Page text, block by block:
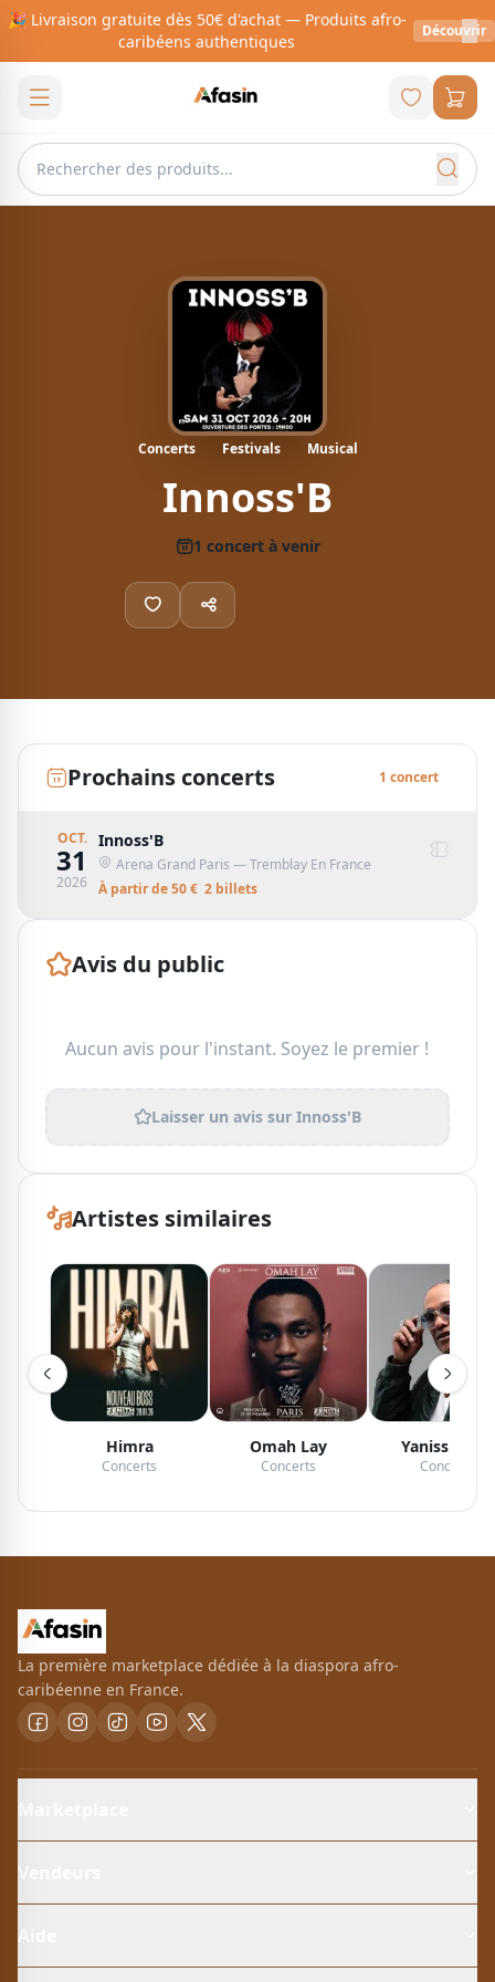
🎉 Livraison gratuite dès 50€ d'achat — Produits afro-
caribéens authentiques
Découvrir
Concerts Festivals Musical
Innoss'B
1 concertà venir
Prochains concerts 1 concert
OCT.
31
2026
Innoss'B
Arena Grand Paris — Tremblay En France
À partir de50€ 2 billets
Avis du public
Aucun avis pour l'instant. Soyez le premier !
Laisser un avis sur Innoss'B
Artistes similaires
Himra
Concerts
Omah Lay
Concerts
Yaniss Odua
Concerts
La première marketplace dédiée à la diaspora afro-
caribéenne en France.